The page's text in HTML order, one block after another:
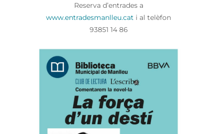
Reserva d’entrades a
www.entradesmanlleu.cat i al telèfon
93851 14 86